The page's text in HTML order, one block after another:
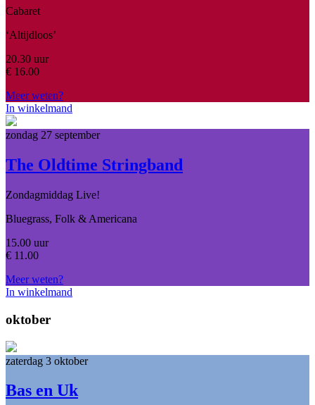
Cabaret
‘Altijdloos’
20.30 uur
€ 16.00
Meer weten?
In winkelmand
zondag 27 september
The Oldtime Stringband
Zondagmiddag Live!
Bluegrass, Folk & Americana
15.00 uur
€ 11.00
Meer weten?
In winkelmand
oktober
zaterdag 3 oktober
Bas en Uk